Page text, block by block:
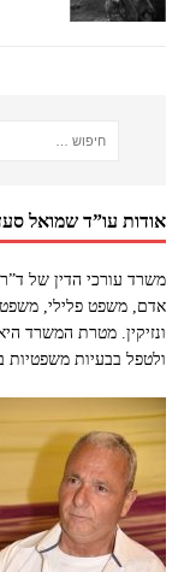
אודות עו”ד שמואל
משרד עורכי הדין של
אדם, משפט פלילי, משפט
ונזיקין. מטרת המשרד
ולטפל בבעיות משפטיות